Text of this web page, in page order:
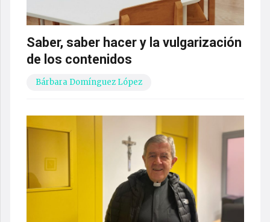
Saber, saber hacer y la vulgarización
de los contenidos
Bárbara Domínguez López